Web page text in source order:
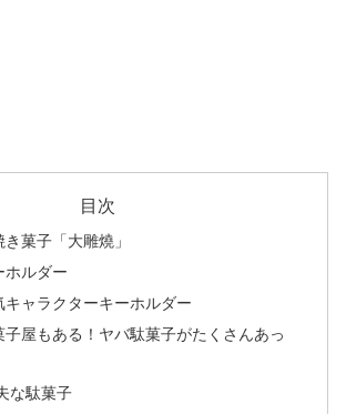
目次
菓子「大雕燒」
ホルダー
キャラクターキーホルダー
子屋もある！ヤバ駄菓子がたくさんあっ
な駄菓子